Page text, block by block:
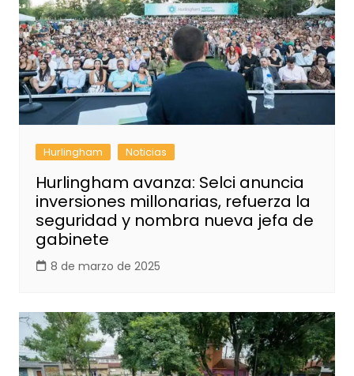
Hurlingham Noticias
Hurlingham avanza: Selci anuncia
inversiones millonarias, refuerza la
seguridad y nombra nueva jefa de
gabinete
8 de marzo de 2025